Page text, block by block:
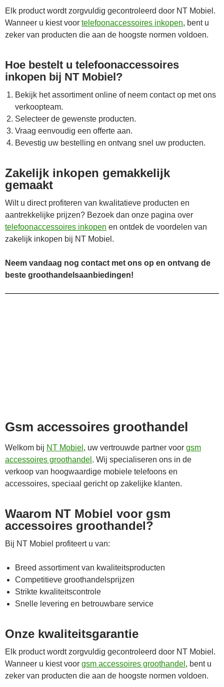
Elk product wordt zorgvuldig gecontroleerd door NT Mobiel.
Wanneer u kiest voor telefoonaccessoires inkopen, bent u
zeker van producten die aan de hoogste normen voldoen.
Hoe bestelt u telefoonaccessoires
inkopen bij NT Mobiel?
Bekijk het assortiment online of neem contact op met ons
verkoopteam.
Selecteer de gewenste producten.
Vraag eenvoudig een offerte aan.
Bevestig uw bestelling en ontvang snel uw producten.
Zakelijk inkopen gemakkelijk
gemaakt
Wilt u direct profiteren van kwalitatieve producten en
aantrekkelijke prijzen? Bezoek dan onze pagina over
telefoonaccessoires inkopen en ontdek de voordelen van
zakelijk inkopen bij NT Mobiel.
Neem vandaag nog contact met ons op en ontvang de
beste groothandelsaanbiedingen!
Gsm accessoires groothandel
Welkom bij NT Mobiel , uw vertrouwde partner voor gsm
accessoires groothandel . Wij specialiseren ons in de
verkoop van hoogwaardige mobiele telefoons en
accessoires, speciaal gericht op zakelijke klanten.
Waarom NT Mobiel voor gsm
accessoires groothandel?
Bij NT Mobiel profiteert u van:
Breed assortiment van kwaliteitsproducten
Competitieve groothandelsprijzen
Strikte kwaliteitscontrole
Snelle levering en betrouwbare service
Onze kwaliteitsgarantie
Elk product wordt zorgvuldig gecontroleerd door NT Mobiel.
Wanneer u kiest voor gsm accessoires groothandel , bent u
zeker van producten die aan de hoogste normen voldoen.